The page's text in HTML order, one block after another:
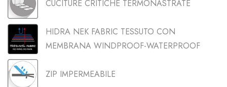
CUCITURE CRITICHE TERMONASTRATE
HIDRA NEK FABRIC TESSUTO CON
MEMBRANA WINDPROOF-WATERPROOF
ZIP IMPERMEABILE